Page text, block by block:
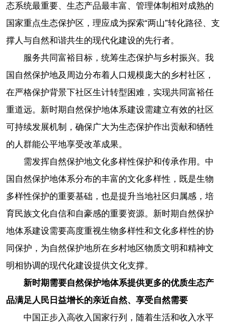
态系统最重要、生态产品最丰富、管理体制相对成熟的
国家重点生态保护区，理应成为探索“两山”转化路径、支
撑人与自然和谐共生的现代化建设的先行者。
服务共同富裕目标，统筹生态保护与乡村振兴。我
国自然保护地及周边分布着人口规模庞大的乡村社区，
在严格保护背景下社区生计转型困难，实现共同富裕任
重道远。新时期自然保护地体系建设需建立有效的社区
可持续发展机制，确保广大为生态保护作出贡献和牺牲
的人群能公平地享受改革成果。
需发挥自然保护地文化多样性保护和传承作用。中
国自然保护地体系分布的丰富的文化多样性，既是生物
多样性保护的重要基础，也是提升当地社区归属感，培
育民族文化自信和自豪感的重要资源。新时期自然保护
地体系建设需要高度重视生物多样性和文化多样性的协
同保护，为自然保护地所在乡村地区物质文明和精神文
明相协调的现代化建设提供文化支撑。
新时期需要自然保护地体系提供更多的优质生态产
品满足人民日益增长的亲近自然、享受自然需要
中国正步入高收入国家行列，随着生活和收入水平